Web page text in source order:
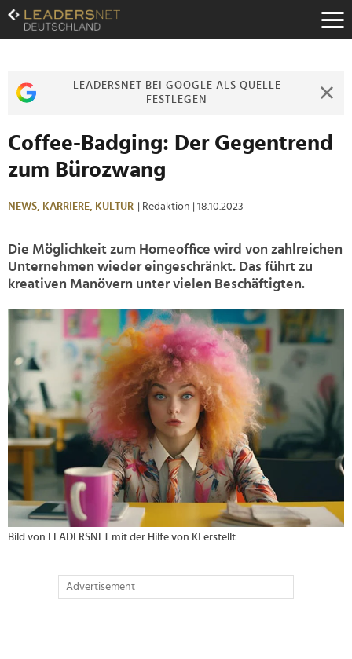
Zum
Inhalt
Zur
Zur
LEADERSNET BEI GOOGLE ALS QUELLE
FESTLEGEN
Coffee-Badging: Der Gegentrend
zum Bürozwang
NEWS, KARRIERE, KULTUR | Redaktion | 18.10.2023
Die Möglichkeit zum Homeoffice wird von zahlreichen
Unternehmen wieder eingeschränkt. Das führt zu
kreativen Manövern unter vielen Beschäftigten.
Bild von LEADERSNET mit der Hilfe von KI erstellt
Advertisement